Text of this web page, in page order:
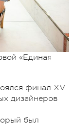
вдохновил
– Одесса.
от
«Единая
финал XV
дизайнеров
был